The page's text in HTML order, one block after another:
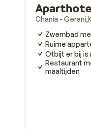
Chania - Gerani
Zwembad
Ruime
Otbijt er bij is
Restaurant
maaltijden